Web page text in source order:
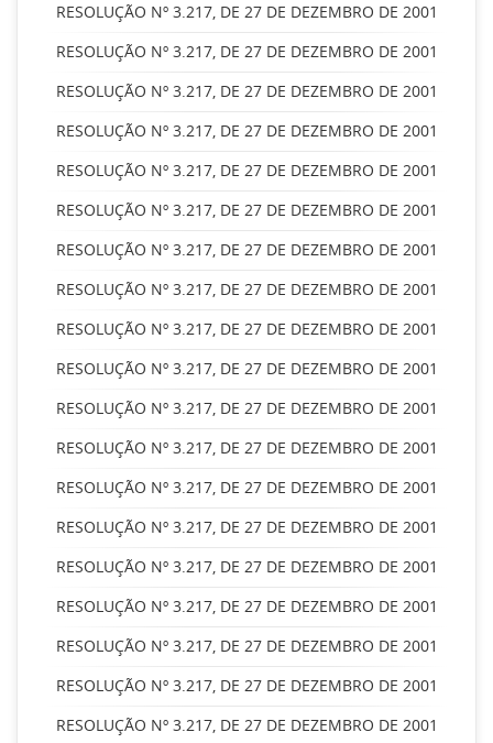
RESOLUÇÃO Nº 3.217, DE 27 DE DEZEMBRO DE 2001
RESOLUÇÃO Nº 3.217, DE 27 DE DEZEMBRO DE 2001
RESOLUÇÃO Nº 3.217, DE 27 DE DEZEMBRO DE 2001
RESOLUÇÃO Nº 3.217, DE 27 DE DEZEMBRO DE 2001
RESOLUÇÃO Nº 3.217, DE 27 DE DEZEMBRO DE 2001
RESOLUÇÃO Nº 3.217, DE 27 DE DEZEMBRO DE 2001
RESOLUÇÃO Nº 3.217, DE 27 DE DEZEMBRO DE 2001
RESOLUÇÃO Nº 3.217, DE 27 DE DEZEMBRO DE 2001
RESOLUÇÃO Nº 3.217, DE 27 DE DEZEMBRO DE 2001
RESOLUÇÃO Nº 3.217, DE 27 DE DEZEMBRO DE 2001
RESOLUÇÃO Nº 3.217, DE 27 DE DEZEMBRO DE 2001
RESOLUÇÃO Nº 3.217, DE 27 DE DEZEMBRO DE 2001
RESOLUÇÃO Nº 3.217, DE 27 DE DEZEMBRO DE 2001
RESOLUÇÃO Nº 3.217, DE 27 DE DEZEMBRO DE 2001
RESOLUÇÃO Nº 3.217, DE 27 DE DEZEMBRO DE 2001
RESOLUÇÃO Nº 3.217, DE 27 DE DEZEMBRO DE 2001
RESOLUÇÃO Nº 3.217, DE 27 DE DEZEMBRO DE 2001
RESOLUÇÃO Nº 3.217, DE 27 DE DEZEMBRO DE 2001
RESOLUÇÃO Nº 3.217, DE 27 DE DEZEMBRO DE 2001